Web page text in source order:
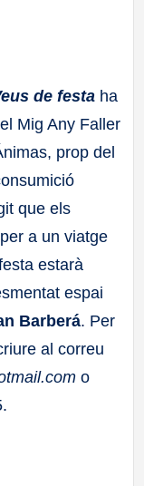
de festa ha
Mig Any Faller
prop del
que els
a un viatge
estarà
espai
Barberá. Per
al correu
o